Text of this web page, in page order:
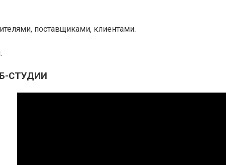
поставщиками, клиентами.
СТУДИИ